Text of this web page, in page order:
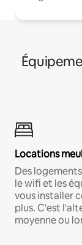
Locations
Des
le wifi et les
vous installer
plus. C'est
moyenne ou